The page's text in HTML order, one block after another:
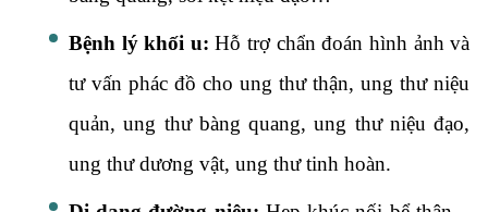
Bệnh lý khối u: Hỗ trợ chẩn đoán hình ảnh và
tư vấn phác đồ cho ung thư thận, ung thư niệu
quản, ung thư bàng quang, ung thư niệu đạo,
ung thư dương vật, ung thư tinh hoàn.